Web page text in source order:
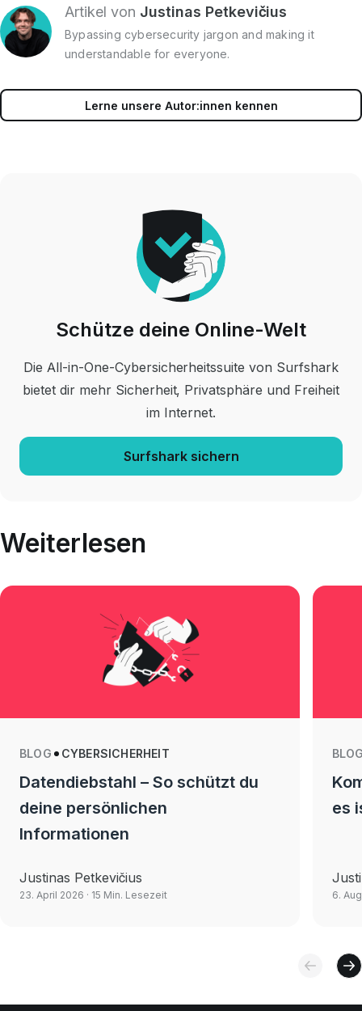
Artikel von Justinas Petkevičius
Bypassing cybersecurity jargon and making it
understandable for everyone.
Lerne unsere Autor:innen kennen
Schütze deine Online-Welt
Die All-in-One-Cybersicherheitssuite von Surfshark
bietet dir mehr Sicherheit, Privatsphäre und Freiheit
im Internet.
Surfshark sichern
Weiterlesen
BLOG CYBERSICHERHEIT
Datendiebstahl – So schützt du
deine persönlichen
Informationen
Justinas Petkevičius
23. April 2026 · 15 Min. Lesezeit
es
6.